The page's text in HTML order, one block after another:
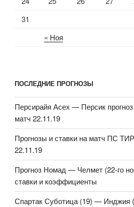
« Ноя
31
ПОСЛЕДНИЕ ПРОГНОЗЫ
Персирайя Асех — Персик
матч 22.11.19
Прогнозы и ставки на матч ПС
22.11.19
Прогноз Номад — Челмет (22-го
ставки и коэффициенты
Спартак Суботица (19) — Инджия